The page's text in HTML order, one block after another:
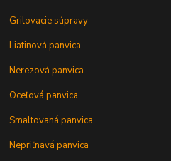
Grilovacie súpravy
Liatinová panvica
Nerezová panvica
Oceľová panvica
Smaltovaná panvica
Nepriľnavá panvica